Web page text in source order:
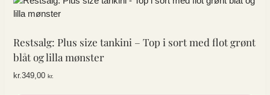
varianter.
kan
vælges
varesiden
Restsalg: Plus size tankini – Top i sort med flot grønt
blåt og lilla mønster
kr.349,00 kr.